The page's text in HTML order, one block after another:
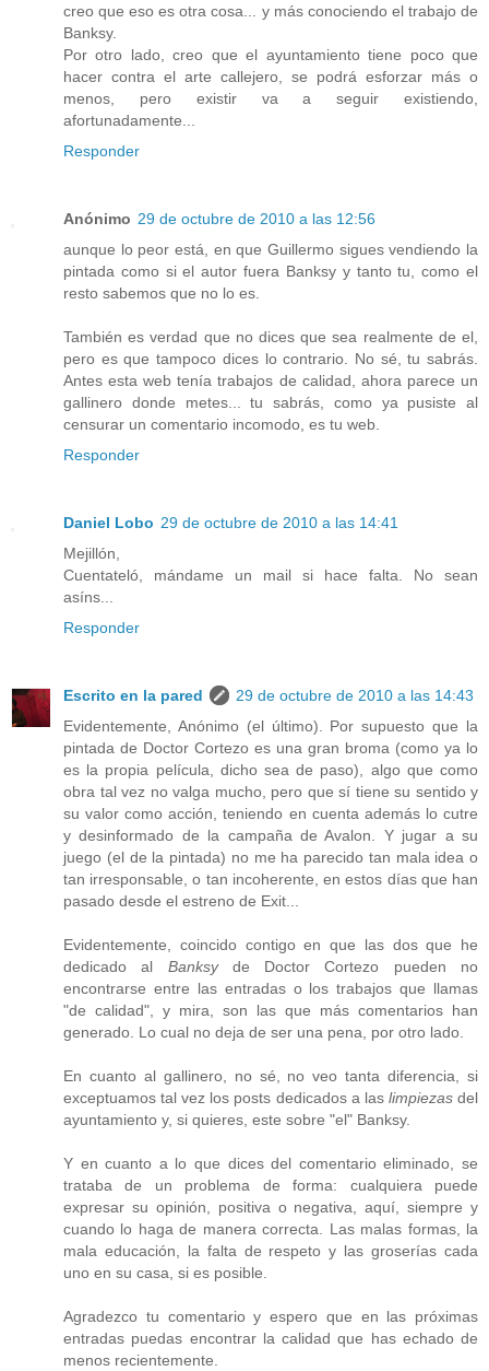
creo que eso es otra cosa... y más conociendo el trabajo de
Banksy.
Por otro lado, creo que el ayuntamiento tiene poco que
hacer contra el arte callejero, se podrá esforzar más o
menos, pero existir va a seguir existiendo,
afortunadamente...
Responder
Anónimo 29 de octubre de 2010 a las 12:56
aunque lo peor está, en que Guillermo sigues vendiendo la
pintada como si el autor fuera Banksy y tanto tu, como el
resto sabemos que no lo es.
También es verdad que no dices que sea realmente de el,
pero es que tampoco dices lo contrario. No sé, tu sabrás.
Antes esta web tenía trabajos de calidad, ahora parece un
gallinero donde metes... tu sabrás, como ya pusiste al
censurar un comentario incomodo, es tu web.
Responder
Daniel Lobo 29 de octubre de 2010 a las 14:41
Mejillón,
Cuentateló, mándame un mail si hace falta. No sean
asíns...
Responder
Escrito en la pared
29 de octubre de 2010 a las 14:43
Evidentemente, Anónimo (el último). Por supuesto que la
pintada de Doctor Cortezo es una gran broma (como ya lo
es la propia película, dicho sea de paso), algo que como
obra tal vez no valga mucho, pero que sí tiene su sentido y
su valor como acción, teniendo en cuenta además lo cutre
y desinformado de la campaña de Avalon. Y jugar a su
juego (el de la pintada) no me ha parecido tan mala idea o
tan irresponsable, o tan incoherente, en estos días que han
pasado desde el estreno de Exit...
Evidentemente, coincido contigo en que las dos que he
dedicado al Banksyde Doctor Cortezo pueden no
encontrarse entre las entradas o los trabajos que llamas
"de calidad", y mira, son las que más comentarios han
generado. Lo cual no deja de ser una pena, por otro lado.
En cuanto al gallinero, no sé, no veo tanta diferencia, si
exceptuamos tal vez los posts dedicados a las limpiezasdel
ayuntamiento y, si quieres, este sobre "el" Banksy.
Y en cuanto a lo que dices del comentario eliminado, se
trataba de un problema de forma: cualquiera puede
expresar su opinión, positiva o negativa, aquí, siempre y
cuando lo haga de manera correcta. Las malas formas, la
mala educación, la falta de respeto y las groserías cada
uno en su casa, si es posible.
Agradezco tu comentario y espero que en las próximas
entradas puedas encontrar la calidad que has echado de
menos recientemente.